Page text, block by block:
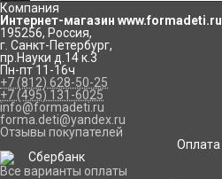
Компания
Интернет-магазин www.formadeti.ru
195256, Россия,
г. Санкт-Петербург,
пр.Науки д.14 к.3
Пн-пт 11-16ч
+7 (812) 628-50-25
+7 (495) 131-6025
info@formadeti.ru
forma.deti@yandex.ru
Отзывы покупателей
Оплата
Все варианты оплаты